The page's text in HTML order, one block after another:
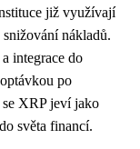
již využívají
nákladů.
integrace do
po
XRP jeví jako
světa financí.